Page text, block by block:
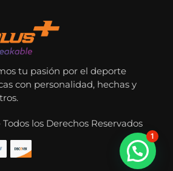
tu pasión por el deporte
con personalidad, hechas y
los Derechos Reservados
1